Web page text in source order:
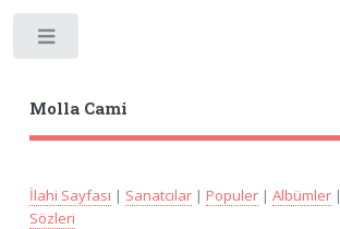
Molla Cami
İlahi Sayfası | Sanatcılar| Populer| Albümler|
Sözleri